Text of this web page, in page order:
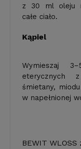
z 30 ml oleju
całe ciało.
Kąpiel
Wymieszaj
eterycznych
śmietany,
w napełnionej
BEWIT WLOSS